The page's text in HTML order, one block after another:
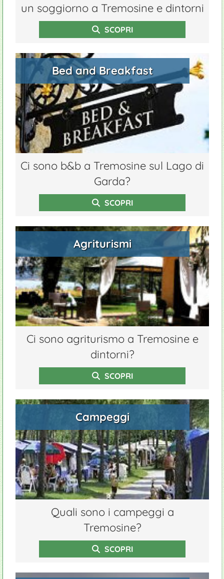
un soggiorno a Tremosine e dintorni
SCOPRI
Bed and Breakfast
Ci sono b&b a Tremosine sul Lago di
Garda?
SCOPRI
Agriturismi
Ci sono agriturismo a Tremosine e
dintorni?
SCOPRI
Campeggi
Quali sono i campeggi a
Tremosine?
SCOPRI